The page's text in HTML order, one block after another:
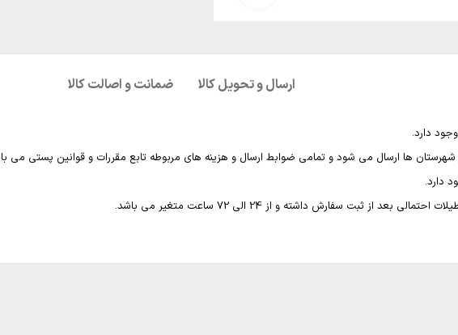
ارسال و تحویل کالا ضمانت و اصالت کالا
دارد.
ها ارسال می شود و تمامی ضوابط ارسال و هزینه های مربوطه تابع مقررات و قوانین پستی می
دارد.
از ثبت سفارش داشته و از 24 الی 72 ساعت متغیر می باشد.